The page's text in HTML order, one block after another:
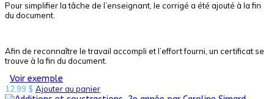
Pour simplifier la tâche de l’enseignant, le corrigé a été ajouté à la fin
du document.
Afin de reconnaître le travail accompli et l’effort fourni, un certificat se
trouve à la fin du document.
Voir exemple
12,99 $ Ajouter au panier